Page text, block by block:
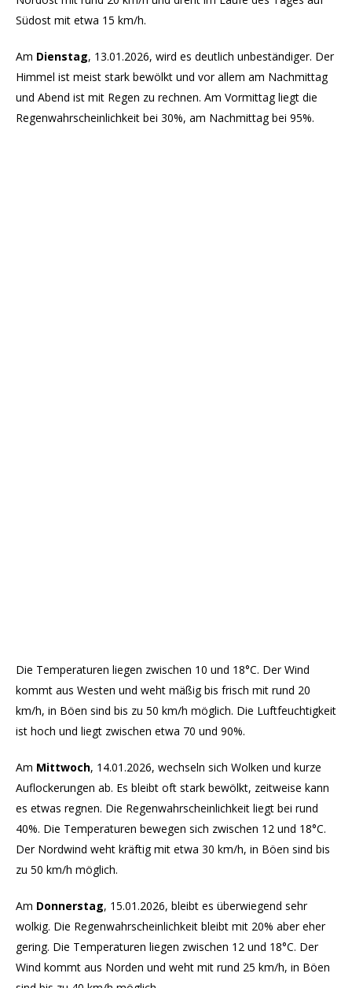
Südost mit etwa 15 km/h.
Am Dienstag, 13.01.2026, wird es deutlich unbeständiger. Der
Himmel ist meist stark bewölkt und vor allem am Nachmittag
und Abend ist mit Regen zu rechnen. Am Vormittag liegt die
Regenwahrscheinlichkeit bei 30%, am Nachmittag bei 95%.
Die Temperaturen liegen zwischen 10 und 18°C. Der Wind
kommt aus Westen und weht mäßig bis frisch mit rund 20
km/h, in Böen sind bis zu 50 km/h möglich. Die Luftfeuchtigkeit
ist hoch und liegt zwischen etwa 70 und 90%.
Am Mittwoch, 14.01.2026, wechseln sich Wolken und kurze
Auflockerungen ab. Es bleibt oft stark bewölkt, zeitweise kann
es etwas regnen. Die Regenwahrscheinlichkeit liegt bei rund
40%. Die Temperaturen bewegen sich zwischen 12 und 18°C.
Der Nordwind weht kräftig mit etwa 30 km/h, in Böen sind bis
zu 50 km/h möglich.
Am Donnerstag, 15.01.2026, bleibt es überwiegend sehr
wolkig. Die Regenwahrscheinlichkeit bleibt mit 20% aber eher
gering. Die Temperaturen liegen zwischen 12 und 18°C. Der
Wind kommt aus Norden und weht mit rund 25 km/h, in Böen